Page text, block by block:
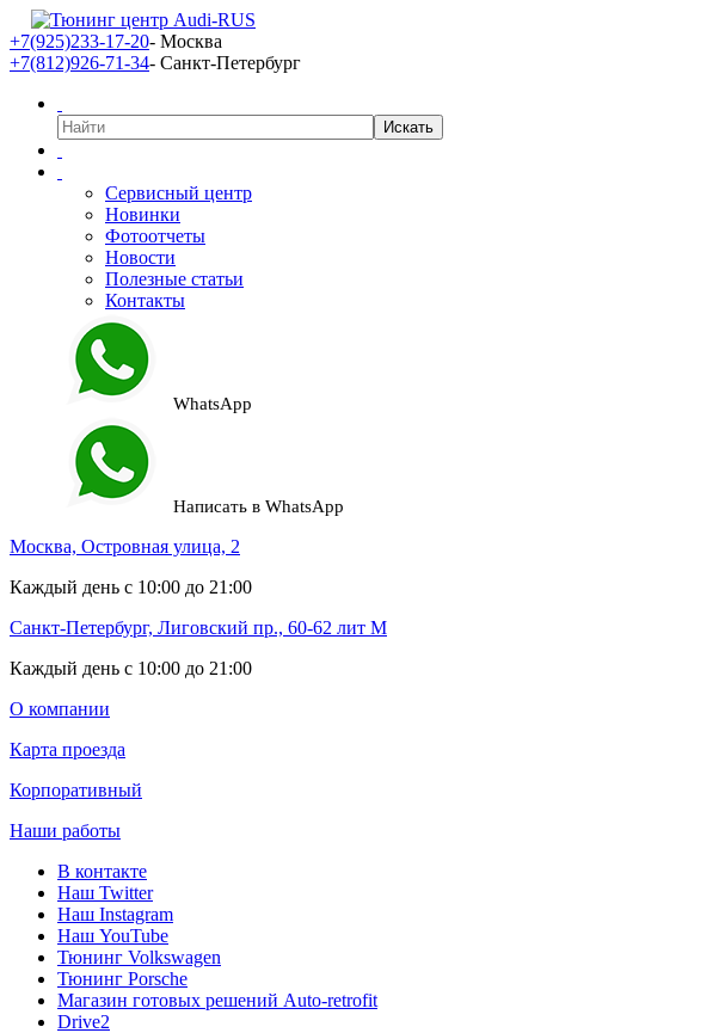
+7(925)233-17-20- Москва
+7(812)926-71-34- Санкт-Петербург
Сервисный центр
Новинки
Фотоотчеты
Новости
Полезные статьи
Контакты
WhatsApp
Написать в WhatsApp
Москва, Островная улица, 2
Каждый день с 10:00 до 21:00
Санкт-Петербург, Лиговский пр., 60-62 лит М
Каждый день с 10:00 до 21:00
О компании
Карта проезда
Корпоративный
Наши работы
В контакте
Наш Twitter
Наш Instagram
Наш YouTube
Тюнинг Volkswagen
Тюнинг Porsche
Магазин готовых решений Auto-retrofit
Drive2